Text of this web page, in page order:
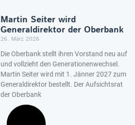
Martin Seiter wird
Generaldirektor der Oberbank
26. März 2026
Die Oberbank stellt ihren Vorstand neu auf
und vollzieht den Generationenwechsel.
Martin Seiter wird mit 1. Jänner 2027 zum
Generaldirektor bestellt. Der Aufsichtsrat
der Oberbank